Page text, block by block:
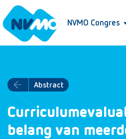
NVMO Congres
Abstract
belang van